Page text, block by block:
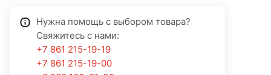
Нужна помощь с выбором товара?
Свяжитесь с нами:
+7 861 215-19-19
+7 861 215-19-00